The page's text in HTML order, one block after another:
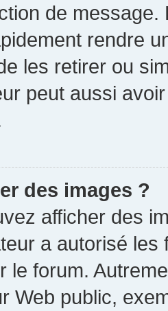
de
rendre
les retirer ou
peut aussi
des images ?
afficher des
a autorisé
le forum.
Web public,